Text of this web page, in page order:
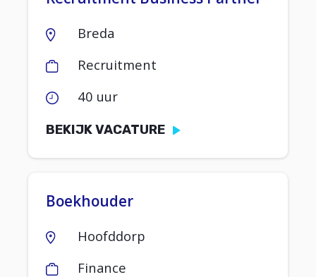
Breda
Recruitment
40 uur
BEKIJK VACATURE
Boekhouder
Hoofddorp
Finance